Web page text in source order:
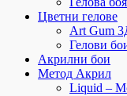
Цветни гелове
Art Gum
Гелови
Акрилни бои
Метод Акрил
Liquid –